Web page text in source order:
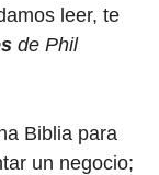
leer, te
de Phil
Biblia para
un negocio;